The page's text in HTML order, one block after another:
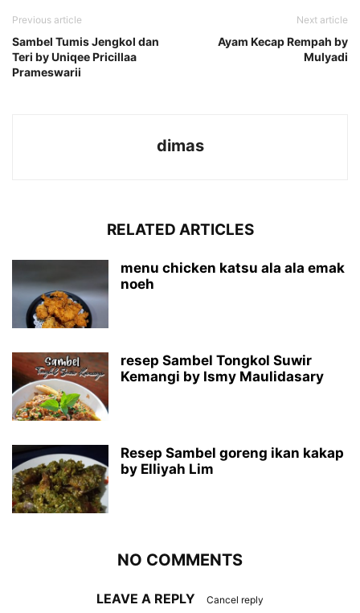
Previous article
Sambel Tumis Jengkol dan
Teri by Uniqee Pricillaa
Prameswarii
Next article
Ayam Kecap Rempah by
Mulyadi
dimas
RELATED ARTICLES
menu chicken katsu ala ala emak
noeh
resep Sambel Tongkol Suwir
Kemangi by Ismy Maulidasary
Resep Sambel goreng ikan kakap
by Elliyah Lim
NO COMMENTS
LEAVE A REPLY Cancel reply